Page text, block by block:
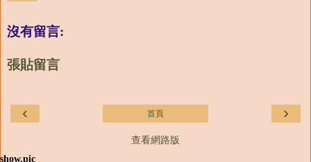
沒有留言:
張貼留言
‹ ›
首頁
查看網路版
show.pic